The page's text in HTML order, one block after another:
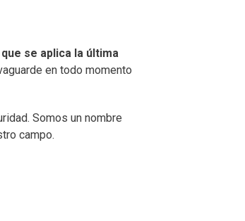
se aplica la última
en todo momento
Somos un nombre
campo.